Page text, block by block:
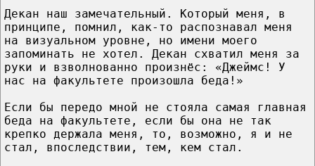
Декан наш замечательный. Который меня, в
принципе, помнил, как-то распознавал меня
на визуальном уровне, но имени моего
запоминать не хотел. Декан схватил меня за
руки и взволнованно произнёс: «Джеймс! У
нас на факультете произошла беда!»
Если бы передо мной не стояла самая главная
беда на факультете, если бы она не так
крепко держала меня, то, возможно, я и не
стал, впоследствии, тем, кем стал.